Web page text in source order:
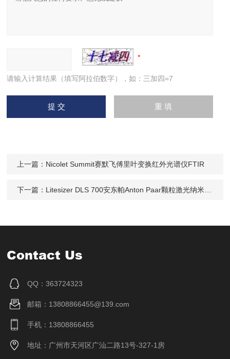
请输入计算结果（填写阿拉伯数字），如：三加四=7
上一篇： Nicolet Summit赛默飞傅里叶变换红外光谱仪FTIR
下一篇： Litesizer DLS 700安东帕Anton Paar颗粒激光纳米粒度分析仪
Contact Us
QQ：363724323
邮箱：13808866455@139.com
手机：13808866455
地址：广州市天河区广汕二路13号-327-1房